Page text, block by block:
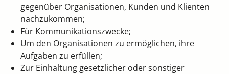
gegenüber Organisationen, Kunden und Klienten
nachzukommen;
Für Kommunikationszwecke;
Um den Organisationen zu ermöglichen, ihre
Aufgaben zu erfüllen;
Zur Einhaltung gesetzlicher oder sonstiger